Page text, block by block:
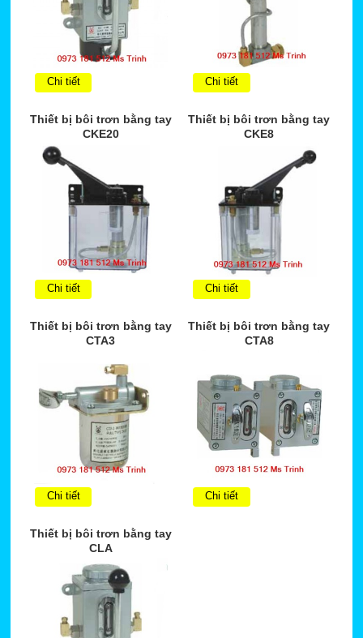
Chi tiết Chi tiết
Thiết bị bôi trơn bằng tay
CKE20
Chi tiết
Thiết bị bôi trơn bằng tay
CKE8
Chi tiết
Thiết bị bôi trơn bằng tay
CTA3
Chi tiết
Thiết bị bôi trơn bằng tay
CTA8
Chi tiết
Thiết bị bôi trơn bằng tay
CLA